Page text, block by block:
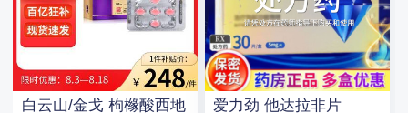
白云山/金戈 枸橼酸西地
爱力劲 他达拉非片